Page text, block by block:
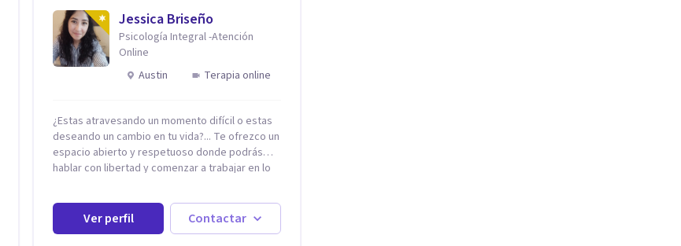
Jessica Briseño
Psicología Integral -Atención
Online
Austin
Terapia online
¿Estas atravesando un momento difícil o estas
deseando un cambio en tu vida?... Te ofrezco un
espacio abierto y respetuoso donde podrás
hablar con libertad y comenzar a trabajar en lo
Trastornos de Ansiedad y a lo largo de mi
experiencia profesional he acompañado a
muchas Familias y Parejas con distintas
Ver perfil Contactar